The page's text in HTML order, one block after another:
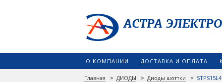
О КОМПАНИИ ДОСТАВКА И ОПЛАТА
Главная > ДИОДЫ > Диоды шоттки >